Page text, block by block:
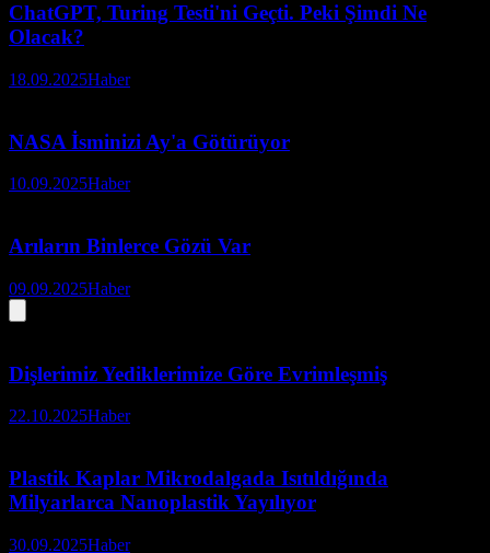
ChatGPT, Turing Testi'ni Geçti. Peki Şimdi Ne
Olacak?
18.09.2025Haber
NASA İsminizi Ay'a Götürüyor
10.09.2025Haber
Arıların Binlerce Gözü Var
09.09.2025Haber
Dişlerimiz Yediklerimize Göre Evrimleşmiş
22.10.2025Haber
Plastik Kaplar Mikrodalgada Isıtıldığında
Milyarlarca Nanoplastik Yayılıyor
30.09.2025Haber